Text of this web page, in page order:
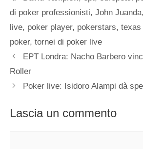
di poker professionisti, John Juanda,
live, poker player, pokerstars, texas
poker, tornei di poker live
EPT Londra: Nacho Barbero
Roller
Poker live: Isidoro Alampi dà
Lascia un commento